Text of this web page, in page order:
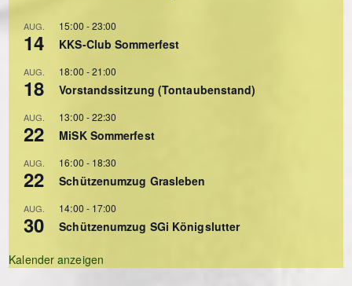
AUG.
14
15:00 -23:00
KKS-Club Sommerfest
AUG.
18
18:00 -21:00
Vorstandssitzung (Tontaubenstand)
AUG.
22
13:00 -22:30
MiSK Sommerfest
AUG.
22
16:00 - 18:30
Schützenumzug Grasleben
AUG.
30
14:00 - 17:00
Schützenumzug SGi Königslutter
Kalender anzeigen